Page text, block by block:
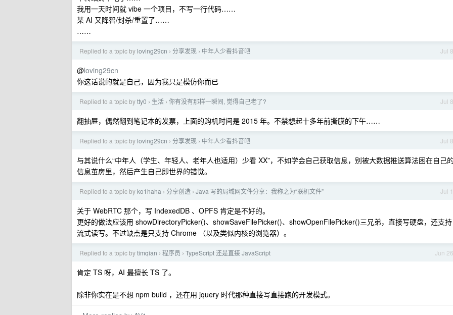
我用一天时间就 vibe 一个项目，不写一行代码……
某 AI 又降智/封杀/重置了……
……
Jul 8
Replied to a topic by loving29cn › 分享发现 › 中年人少看抖音吧
@loving29cn
你这话说的就是自己，因为我只是模仿你而已
Jul 8
Replied to a topic bytty0 › 生活 › 你有没有那样一瞬间, 觉得自己老了?
翻抽屉，偶然翻到笔记本的发票，上面的购机时间是 2015 年。不禁想起十多年前撕膜的下午……
Jul 8
Replied to a topic by loving29cn › 分享发现 › 中年人少看抖音吧
与其说什么“中年人（学生、年轻人、老年人也适用）少看 XX”，不如学会自己获取信息，别被大数据推送算法困在自己的
信息茧房里，然后产生自己即世界的错觉。
Jul 1
Replied to a topic byko1haha › 分享创造 › Java 写的局域网文件分享：我称之为“联机文件”
关于 WebRTC 那个，写 IndexedDB 、OPFS 肯定是不好的。
更好的做法应该用 showDirectoryPicker()、showSaveFilePicker()、showOpenFilePicker()三兄弟，直接写硬盘，还支持
流式读写。不过缺点是只支持 Chrome （以及类似内核的浏览器）。
Jun 26
Replied to a topic bytimqian › 程序员 › TypeScript 还是直接 JavaScript
肯定 TS 呀，AI 最擅长 TS 了。
除非你实在是不想 npm build ，还在用 jquery 时代那种直接写直接跑的开发模式。